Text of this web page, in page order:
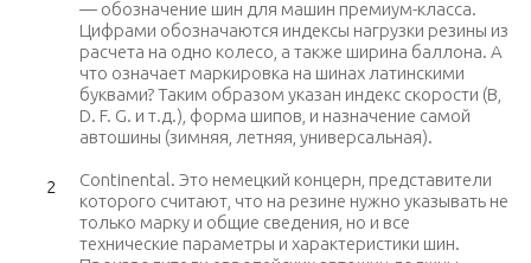
— обозначение шин для машин премиум-класса.
Цифрами обозначаются индексы нагрузки резины из
расчета на одно колесо, а также ширина баллона. А
что означает маркировка на шинах латинскими
буквами? Таким образом указан индекс скорости (В,
D. F. G. и т.д.), форма шипов, и назначение самой
автошины (зимняя, летняя, универсальная).
Continental. Это немецкий концерн, представители
которого считают, что на резине нужно указывать не
только марку и общие сведения, но и все
технические параметры и характеристики шин.